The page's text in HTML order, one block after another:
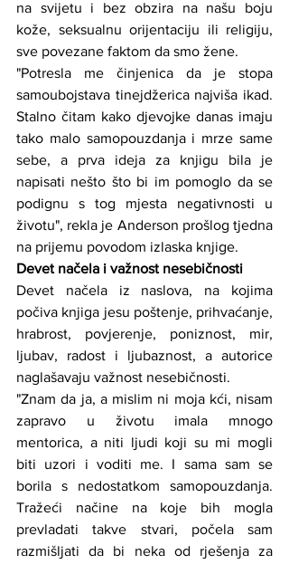
na svijetu i bez obzira na našu boju
kože, seksualnu orijentaciju ili religiju,
sve povezane faktom da smo žene.
"Potresla me činjenica da je stopa
samoubojstava tinejdžerica najviša ikad.
Stalno čitam kako djevojke danas imaju
tako malo samopouzdanja i mrze same
sebe, a prva ideja za knjigu bila je
napisati nešto što bi im pomoglo da se
podignu s tog mjesta negativnosti u
životu", rekla je Anderson prošlog tjedna
na prijemu povodom izlaska knjige.
Devet načela i važnost nesebičnosti
Devet načela iz naslova, na kojima
počiva knjiga jesu poštenje, prihvaćanje,
hrabrost, povjerenje, poniznost, mir,
ljubav, radost i ljubaznost, a autorice
naglašavaju važnost nesebičnosti.
"Znam da ja, a mislim ni moja kći, nisam
zapravo u životu imala mnogo
mentorica, a niti ljudi koji su mi mogli
biti uzori i voditi me. I sama sam se
borila s nedostatkom samopouzdanja.
Tražeći načine na koje bih mogla
prevladati takve stvari, počela sam
razmišljati da bi neka od rješenja za